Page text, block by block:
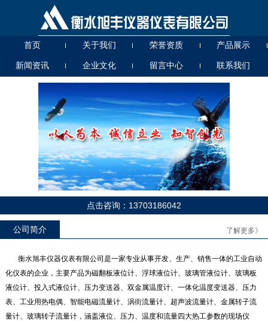
首页 关于我们 荣誉资质 产品展示
新闻资讯 企业文化 留言中心 联系我们
点击咨询：13703186042
公司简介 了解更多》
衡水旭丰仪器仪表有限公司是一家专业从事开发、生产、销售一体的工业自动
化仪表的企业，主要产品为磁翻板液位计、浮球液位计、玻璃管液位计、玻璃板
液位计、投入式液位计、压力变送器、双金属温度计、一体化温度变送器、压力
表、工业用热电偶、智能电磁流量计、涡街流量计、超声波流量计、金属转子流
量计、玻璃转子流量计，涵盖液位、压力、温度和流量四大热工参数的现场仪
位计